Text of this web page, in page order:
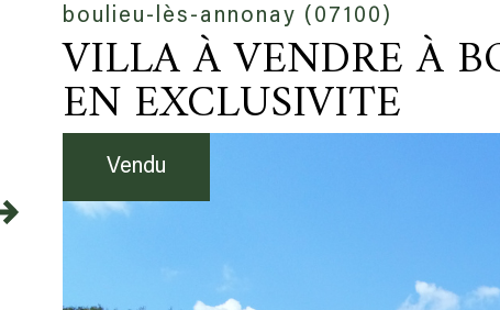
boulieu-lès-annonay (07100)
VILLA À VENDRE À
EN EXCLUSIVITE
Vendu